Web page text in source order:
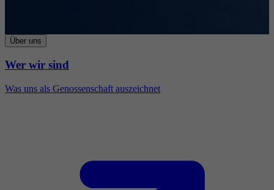
Über uns
Wer wir sind
Was uns als Genossenschaft auszeichnet